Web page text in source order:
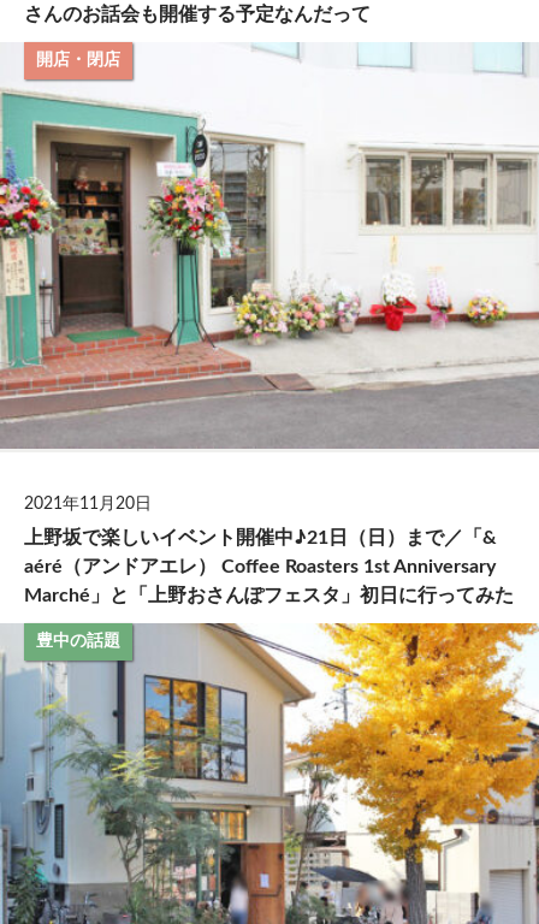
さんのお話会も開催する予定なんだって
開店・閉店
2021年11月20日
上野坂で楽しいイベント開催中♪21日（日）まで／「&
aéré（アンドアエレ） Coffee Roasters 1st Anniversary
Marché」と「上野おさんぽフェスタ」初日に行ってみた
豊中の話題